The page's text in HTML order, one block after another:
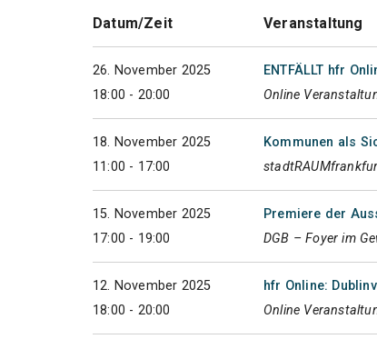
Datum/Zeit Veranstaltung
26. November 2025
18:00 - 20:00
ENTFÄLLT hfr
Online
18. November 2025
11:00 - 17:00
Kommunen als
15. November 2025
17:00 - 19:00
Premiere der
DGB – Foyer im
12. November 2025
18:00 - 20:00
hfr Online:
Online